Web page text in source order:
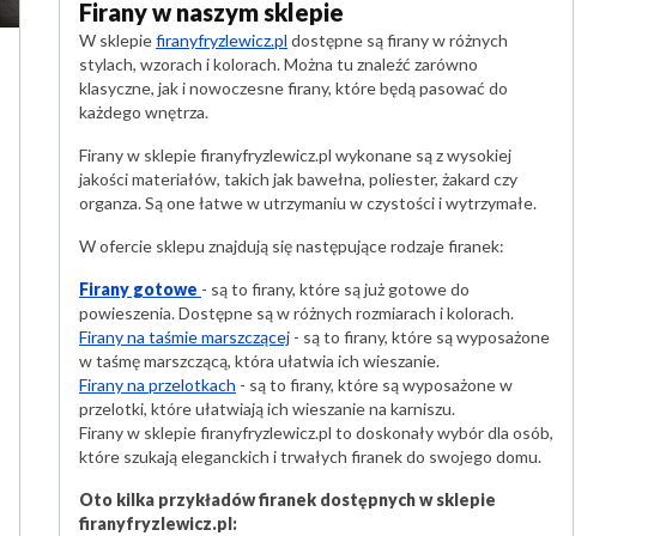
Firany w naszym sklepie
W sklepiefiranyfryzlewicz.pl dostępne są firany w różnych
stylach, wzorach i kolorach. Można tu znaleźć zarówno
klasyczne, jak i nowoczesne firany, które będą pasować do
każdego wnętrza.
Firany w sklepie firanyfryzlewicz.pl wykonane są z wysokiej
jakości materiałów, takich jak bawełna, poliester, żakard czy
organza. Są one łatwe w utrzymaniu w czystości i wytrzymałe.
W ofercie sklepu znajdują się następujące rodzaje firanek:
Firany gotowe - są to firany, które są już gotowe do
powieszenia. Dostępne są w różnych rozmiarach i kolorach.
Firany na taśmie marszczącej - są to firany, które są wyposażone
w taśmę marszczącą, która ułatwia ich wieszanie.
Firany na przelotkach - są to firany, które są wyposażone w
przelotki, które ułatwiają ich wieszanie na karniszu.
Firany w sklepie firanyfryzlewicz.pl to doskonały wybór dla osób,
które szukają eleganckich i trwałych firanek do swojego domu.
Oto kilka przykładów firanek dostępnych w sklepie
firanyfryzlewicz.pl: